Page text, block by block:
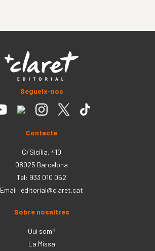
Segueix-nos
Contacte
C/Sicília, 410
08025 Barcelona
Tel: 933 010 062
Email: editorial@claret.cat
Sobre nosaltres
Qui som?
La Missa